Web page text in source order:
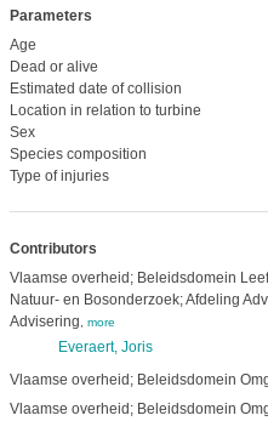
Parameters
Age
Dead or alive
Estimated date of collision
Location in relation to turbine
Sex
Species composition
Type of injuries
Contributors
Vlaamse overheid; Beleidsdomein
Natuur- en Bosonderzoek; Afdeling
Advisering
more
Everaert, Joris
Vlaamse overheid; Beleidsdomein
Vlaamse overheid; Beleidsdomein